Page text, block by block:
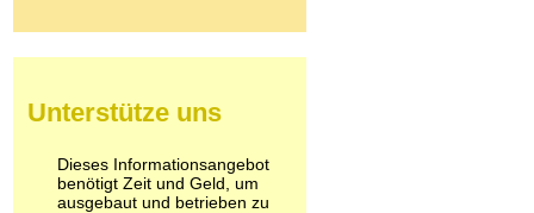
Pilze
Psychopharmaka
Schlafmittel
Schmerzmittel
Unterstütze uns
Dieses Informationsangebot
benötigt Zeit und Geld, um
ausgebaut und betrieben zu